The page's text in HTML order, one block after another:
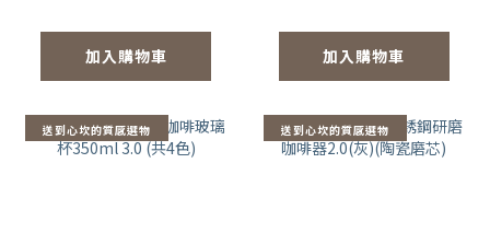
加入購物車 加入購物車
送到心坎的質感選物 送到心坎的質感選物